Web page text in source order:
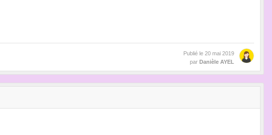
Publié le 20 mai 2019
par Danièle AYEL